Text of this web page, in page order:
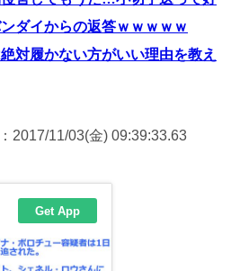
ダイからの返答ｗｗｗｗｗ
対履かない方がいい理由を教え
：2017/11/03(金) 09:39:33.63